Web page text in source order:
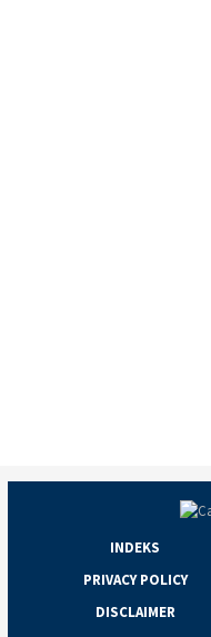
INDEKS
PRIVACY POLICY
DISCLAIMER